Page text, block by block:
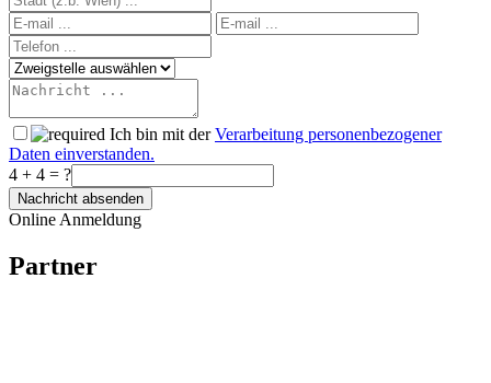
Ich bin mit derVerarbeitung personenbezogener
Daten einverstanden.
4 + 4 = ?
Online Anmeldung
Partner